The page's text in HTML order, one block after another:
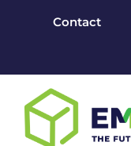
Contact